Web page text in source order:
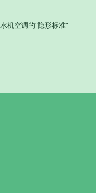
机空调的“隐形标准”